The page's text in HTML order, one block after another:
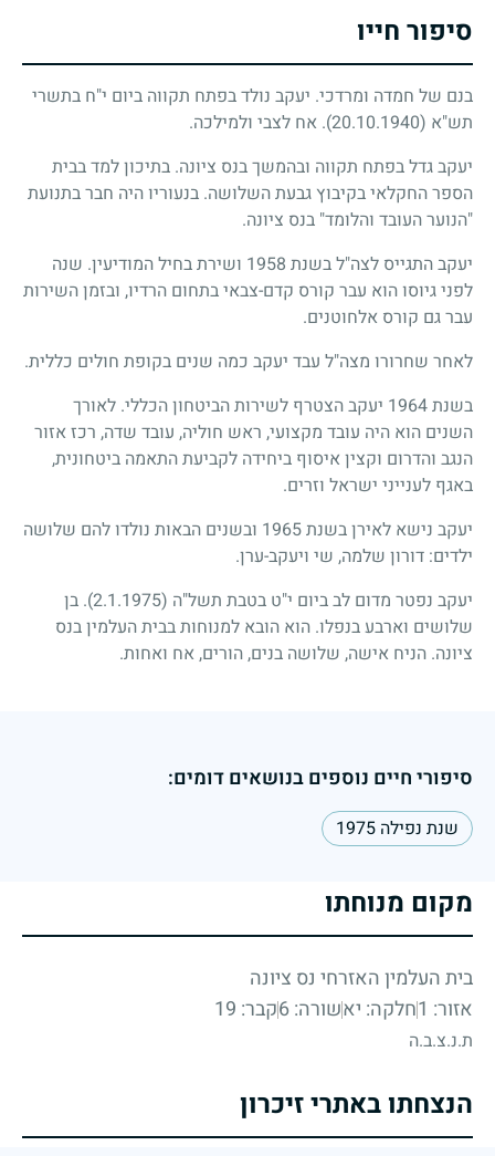
סיפור חייו
בנם של חמדה ומרדכי. יעקב נולד בפתח תקווה ביום י"ח בתשרי
תש"א (20.10.1940)
. אח לצבי ולמילכה.
יעקב גדל בפתח תקווה ובהמשך בנס ציונה. בתיכון למד בבית
הספר החקלאי בקיבוץ גבעת השלושה. בנעוריו היה חבר בתנועת
"הנוער העובד והלומד" בנס ציונה.
יעקב התגייס לצה"ל בשנת 1958 ושירת בחיל המודיעין. שנה
לפני גיוסו הוא עבר קורס קדם-צבאי בתחום הרדיו, ובזמן השירות
עבר גם קורס אלחוטנים.
לאחר שחרורו מצה"ל עבד יעקב כמה שנים בקופת חולים כללית.
בשנת 1964 יעקב הצטרף לשירות הביטחון הכללי. לאורך
השנים הוא היה עובד מקצועי, ראש חוליה, עובד שדה, רכז אזור
הנגב והדרום וקצין איסוף ביחידה לקביעת התאמה ביטחונית,
באגף לענייני ישראל וזרים.
יעקב נישא לאירן בשנת 1965 ובשנים הבאות נולדו להם שלושה
ילדים: דורון שלמה, שי ויעקב-ערן.
יעקב נפטר מדום לב ביום י"ט בטבת תשל"ה (2.1.1975)
. בן
שלושים וארבע בנפלו. הוא הובא למנוחות בבית העלמין בנס
ציונה. הניח אישה, שלושה בנים, הורים, אח ואחות.
סיפורי חיים נוספים בנושאים דומים:
שנת נפילה 1975
מקום מנוחתו
בית העלמין האזרחי נס ציונה
אזור: 1
חלקה: יאשורה: 6 קבר: 19
ת.נ.צ.ב.ה
הנצחתו באתרי זיכרון